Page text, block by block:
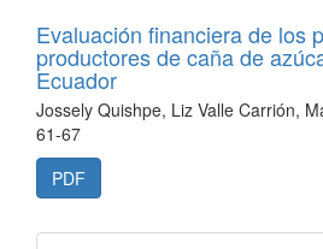
Evaluación financiera de los
productores de caña de
Ecuador
Jossely Quishpe, Liz Valle Carrión,
61-67
PDF